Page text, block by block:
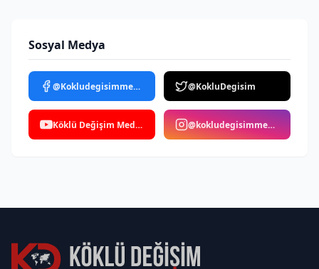
Sosyal Medya
@Kokludegisimmedya @KokluDegisim
Köklü Değişim Medya @kokludegisimmedya